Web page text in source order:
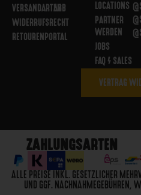
VERSANDARTEN
WIDERRUFSRECHT
RETOURENPORTAL
AGB
LOCATIONS
PARTNER
WERDEN
JOBS
FAQ / SALES
VERTRAG
ZAHLUNGSARTEN
ALLE PREISE INKL. GESETZLICHER
UND GGF. NACHNAHMEGEBÜHREN,